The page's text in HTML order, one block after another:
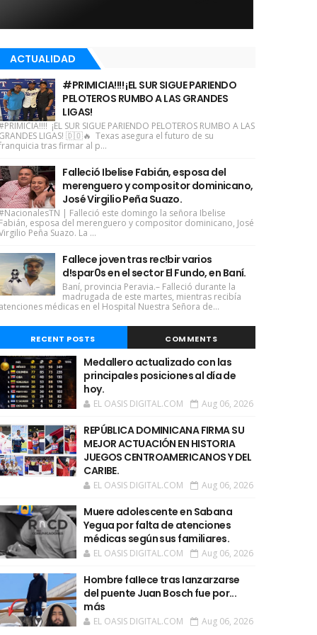
ACTUALIDAD
#PRIMICIA!!!! ¡EL SUR SIGUE PARIENDO
PELOTEROS RUMBO A LAS GRANDES
LIGAS!
¡EL SUR SIGUE PARIENDO PELOTEROS RUMBO A LAS
LIGAS! 🇩🇴🔥 Texas asegura el futuro de su
tras firmar al p...
Falleció Ibelise Fabián, esposa del
merenguero y compositor dominicano,
José Virgilio Peña Suazo.
| Falleció este domingo la señora Ibelise
esposa del merenguero y compositor dominicano, José
Peña Suazo. La ...
Fallece joven tras rec!bir varios
d!spar0s en el sector El Fundo, en Baní.
Baní, provincia Peravia.– Falleció durante la
madrugada de este martes, mientras recibía
médicas en el Hospital Nuestra Señora de...
RECENT POSTS COMMENTS
Medallero actualizado con las
principales posiciones al día de
hoy.
EL OASIS DIGITAL.COM Aug 06, 2026
REPÚBLICA DOMINICANA FIRMA SU
MEJOR ACTUACIÓN EN HISTORIA
JUEGOS CENTROAMERICANOS Y DEL
CARIBE.
EL OASIS DIGITAL.COM Aug 06, 2026
Muere adolescente en Sabana
Yegua por falta de atenciones
médicas según sus familiares.
EL OASIS DIGITAL.COM Aug 06, 2026
Hombre faIIece tras Ianzarzarse
del puente Juan Bosch fue por...
más
EL OASIS DIGITAL.COM Aug 06, 2026